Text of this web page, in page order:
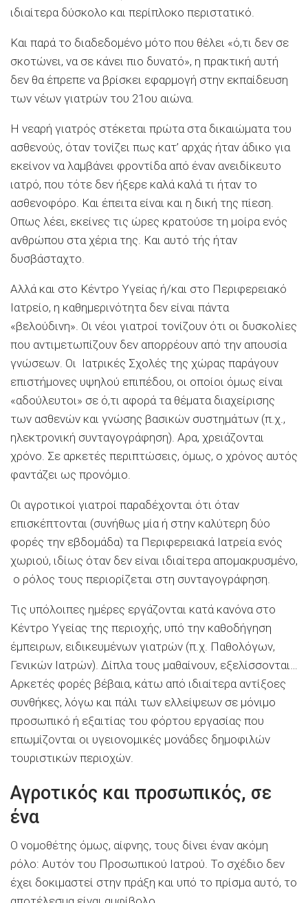
ιδιαίτερα δύσκολο και περίπλοκο περιστατικό.
Και παρά το διαδεδομένο μότο που θέλει «ό,τι δεν σε
σκοτώνει, να σε κάνει πιο δυνατό», η πρακτική αυτή
δεν θα έπρεπε να βρίσκει εφαρμογή στην εκπαίδευση
των νέων γιατρών του 21ου αιώνα.
Η νεαρή γιατρός στέκεται πρώτα στα δικαιώματα του
ασθενούς, όταν τονίζει πως κατ’ αρχάς ήταν άδικο για
εκείνον να λαμβάνει φροντίδα από έναν ανειδίκευτο
ιατρό, που τότε δεν ήξερε καλά καλά τι ήταν το
ασθενοφόρο. Και έπειτα είναι και η δική της πίεση.
Οπως λέει, εκείνες τις ώρες κρατούσε τη μοίρα ενός
ανθρώπου στα χέρια της. Και αυτό τής ήταν
δυσβάσταχτο.
Αλλά και στο Κέντρο Υγείας ή/και στο Περιφερειακό
Ιατρείο, η καθημερινότητα δεν είναι πάντα
«βελούδινη». Οι νέοι γιατροί τονίζουν ότι οι δυσκολίες
που αντιμετωπίζουν δεν απορρέουν από την απουσία
γνώσεων. Οι Ιατρικές Σχολές της χώρας παράγουν
επιστήμονες υψηλού επιπέδου, οι οποίοι όμως είναι
«αδούλευτοι» σε ό,τι αφορά τα θέματα διαχείρισης
των ασθενών και γνώσης βασικών συστημάτων (π.χ.,
ηλεκτρονική συνταγογράφηση). Αρα, χρειάζονται
χρόνο. Σε αρκετές περιπτώσεις, όμως, ο χρόνος αυτός
φαντάζει ως προνόμιο.
Οι αγροτικοί γιατροί παραδέχονται ότι όταν
επισκέπτονται (συνήθως μία ή στην καλύτερη δύο
φορές την εβδομάδα) τα Περιφερειακά Ιατρεία ενός
χωριού, ιδίως όταν δεν είναι ιδιαίτερα απομακρυσμένο,
ο ρόλος τους περιορίζεται στη συνταγογράφηση.
Τις υπόλοιπες ημέρες εργάζονται κατά κανόνα στο
Κέντρο Υγείας της περιοχής, υπό την καθοδήγηση
έμπειρων, ειδικευμένων γιατρών (π.χ. Παθολόγων,
Γενικών Ιατρών). Δίπλα τους μαθαίνουν, εξελίσσονται…
Αρκετές φορές βέβαια, κάτω από ιδιαίτερα αντίξοες
συνθήκες, λόγω και πάλι των ελλείψεων σε μόνιμο
προσωπικό ή εξαιτίας του φόρτου εργασίας που
επωμίζονται οι υγειονομικές μονάδες δημοφιλών
τουριστικών περιοχών.
Αγροτικός και προσωπικός, σε
ένα
Ο νομοθέτης όμως, αίφνης, τους δίνει έναν ακόμη
ρόλο: Αυτόν του Προσωπικού Ιατρού. Το σχέδιο δεν
έχει δοκιμαστεί στην πράξη και υπό το πρίσμα αυτό, το